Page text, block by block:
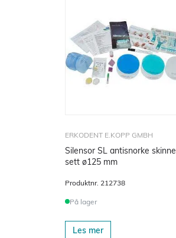
ERKODENT E.KOPP GMBH
Silensor SL antisnorke skinne
sett ø125 mm
Produktnr. 212738
På lager
Les mer